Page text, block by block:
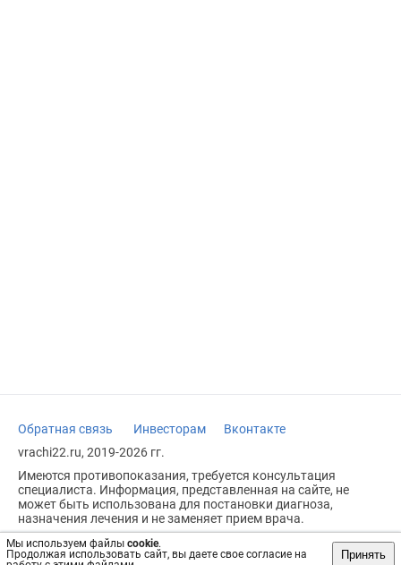
Мы используем файлы cookie.
Продолжая использовать сайт, вы даете свое согласие на
Принять
Обратная связь Инвесторам
Вконтакте
vrachi22.ru, 2019-2026 гг.
Имеются противопоказания, требуется консультация
специалиста. Информация, представленная на сайте, не
может быть использована для постановки диагноза,
назначения лечения и не заменяет прием врача.
Возрастное ограничение: 18+